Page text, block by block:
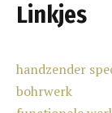
Linkjes
handzender
bohrwerk